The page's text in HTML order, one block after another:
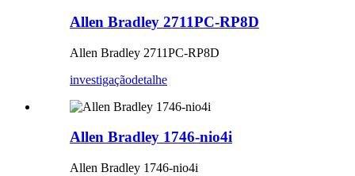
Allen Bradley 2711PC-RP8D
Allen Bradley 2711PC-RP8D
investigaçãodetalhe
Allen Bradley 1746-nio4i
Allen Bradley 1746-nio4i